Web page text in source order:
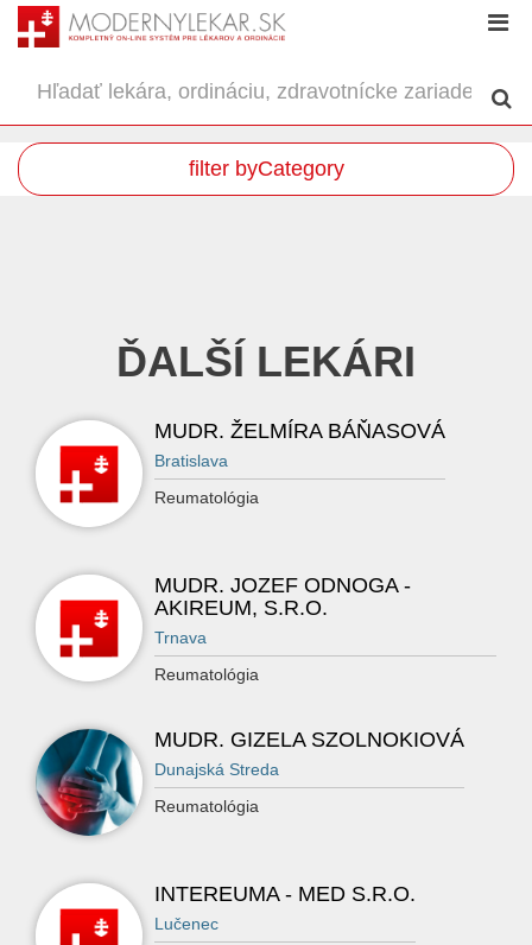
filter byCategory
ĎALŠÍ LEKÁRI
MUDR. ŽELMÍRA BÁŇASOVÁ
Bratislava
Reumatológia
MUDR. JOZEF ODNOGA -
AKIREUM, S.R.O.
Trnava
Reumatológia
MUDR. GIZELA SZOLNOKIOVÁ
Dunajská Streda
Reumatológia
INTEREUMA - MED S.R.O.
Lučenec